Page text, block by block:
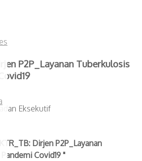
P2P_Layanan Tuberkulosis
Eksekutif
Dirjen P2P_Layanan
Covid19 "